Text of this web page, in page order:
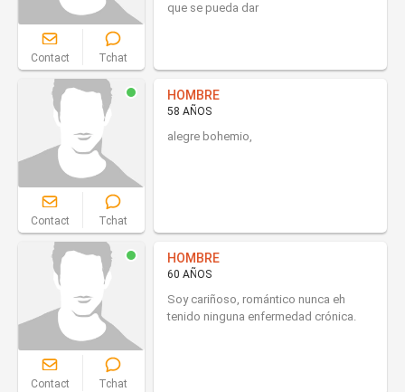
Contact Tchat
que se pueda dar
Contact Tchat
HOMBRE
58 AÑOS
alegre bohemio,
Contact Tchat
HOMBRE
60 AÑOS
Soy cariñoso, romántico nunca eh
tenido ninguna enfermedad crónica.